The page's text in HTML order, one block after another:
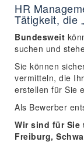
HR
Tätigkeit, die
Bundesweit
suchen und
Sie können
vermitteln, die
erstellen für Sie
Als Bewerber
Wir sind für Sie
Freiburg,